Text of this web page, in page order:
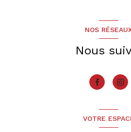
NOS
Nous
VOTRE